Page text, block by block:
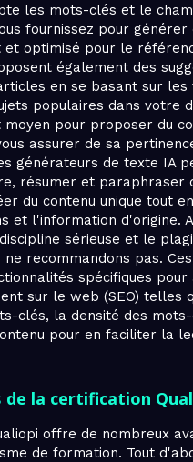
les mots-clés et le
fournissez pour générer
et optimisé pour le
également des
en se basant sur les
populaires dans votre
moyen pour proposer du
assurer de sa
générateurs de texte IA
résumer et paraphraser
du contenu unique tout en
et l'information d'origine.
sérieuse et le
ne recommandons pas.
spécifiques pour
sur le web (SEO) telles
clés, la densité des
pour en faciliter la
de la certification
offre de nombreux
de formation. Tout